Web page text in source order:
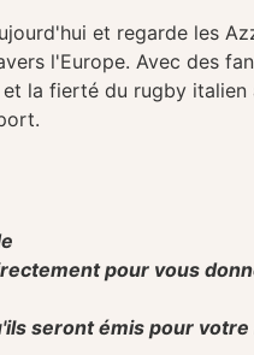
et regarde les
l'Europe. Avec des
la fierté du rugby italien
pour vous
seront émis pour votre